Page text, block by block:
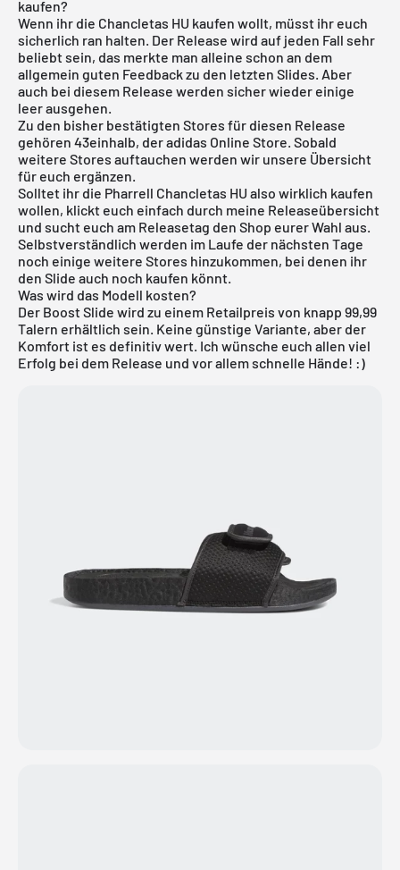
kaufen?
Wenn ihr die Chancletas HU kaufen wollt, müsst ihr euch
sicherlich ran halten. Der Release wird auf jeden Fall sehr
beliebt sein, das merkte man alleine schon an dem
allgemein guten Feedback zu den letzten Slides. Aber
auch bei diesem Release werden sicher wieder einige
leer ausgehen.
Zu den bisher bestätigten Stores für diesen Release
gehören 43einhalb, deradidas Online Store. Sobald
weitere Stores auftauchen werden wir unsere Übersicht
für euch ergänzen.
Solltet ihr die Pharrell Chancletas HU also wirklich kaufen
wollen, klickt euch einfach durch meine Releaseübersicht
und sucht euch am Releasetag den Shop eurer Wahl aus.
Selbstverständlich werden im Laufe der nächsten Tage
noch einige weitere Stores hinzukommen, bei denen ihr
den Slide auch noch kaufen könnt.
Was wird das Modell kosten?
Der Boost Slide wird zu einem Retailpreis von knapp 99,99
Talern erhältlich sein. Keine günstige Variante, aber der
Komfort ist es definitiv wert. Ich wünsche euch allen viel
Erfolg bei dem Release und vor allem schnelle Hände! :)